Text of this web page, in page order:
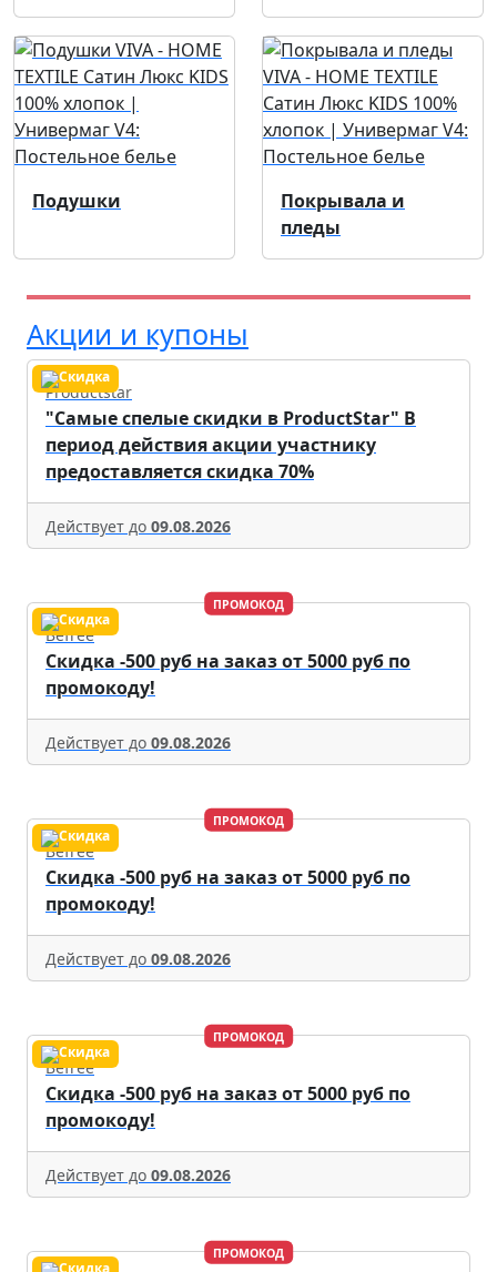
Подушки
Покрывала и
пледы
Акции и купоны
Productstar
"Самые спелые скидки в ProductStar" В
период действия акции участнику
предоставляется скидка 70%
Действует до 09.08.2026
ПРОМОКОД
Befree
Скидка -500 руб на заказ от 5000 руб по
промокоду!
Действует до 09.08.2026
ПРОМОКОД
Befree
Скидка -500 руб на заказ от 5000 руб по
промокоду!
Действует до 09.08.2026
ПРОМОКОД
Befree
Скидка -500 руб на заказ от 5000 руб по
промокоду!
Действует до 09.08.2026
ПРОМОКОД